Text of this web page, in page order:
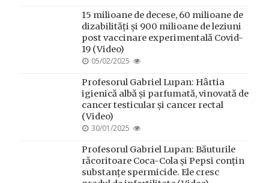
15 milioane de decese, 60 milioane de
dizabilități și 900 milioane de leziuni
post vaccinare experimentală Covid-
19 (Video)
POSTED
05/02/2025
Profesorul Gabriel Lupan: Hârtia
igienică albă și parfumată, vinovată de
cancer testicular și cancer rectal
(Video)
POSTED
30/01/2025
Profesorul Gabriel Lupan: Băuturile
răcoritoare Coca-Cola și Pepsi conțin
substanțe spermicide. Ele cresc